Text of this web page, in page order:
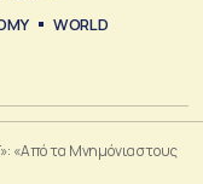
WORLD
«Από τα Μνημόνια στους